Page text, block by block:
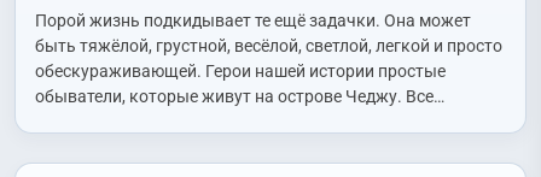
Джонын (Lee Jeong Eun)
Нам Гюхи (Nam Kyu Hee)
Юнсо (No Yun Seo)
Ом Джонхва (Uhm Jung Hwa) ,
Джихван (Park Ji Hwan)
Пак Санвон (Park Sang Won
(1997)), Пэ Хёнсон (Bae Hyun Sung)
Рю Хэджун (Ryu Hae
Сим Дальги (Shim Dal Gi) Син Мина (Shin Min Ah)
Джимин (Han Ji Min),Чо Хеджон (Cho Hye Jung),Чха
Сынвон (Cha Seung Won),Чхве Ёнджун (Choi Young Joon)
Порой жизнь подкидывает те ещё задачки. Она может
быть тяжёлой, грустной, весёлой, светлой, легкой и просто
обескураживающей. Герои нашей истории простые
обыватели, которые живут на острове Чеджу. Все…